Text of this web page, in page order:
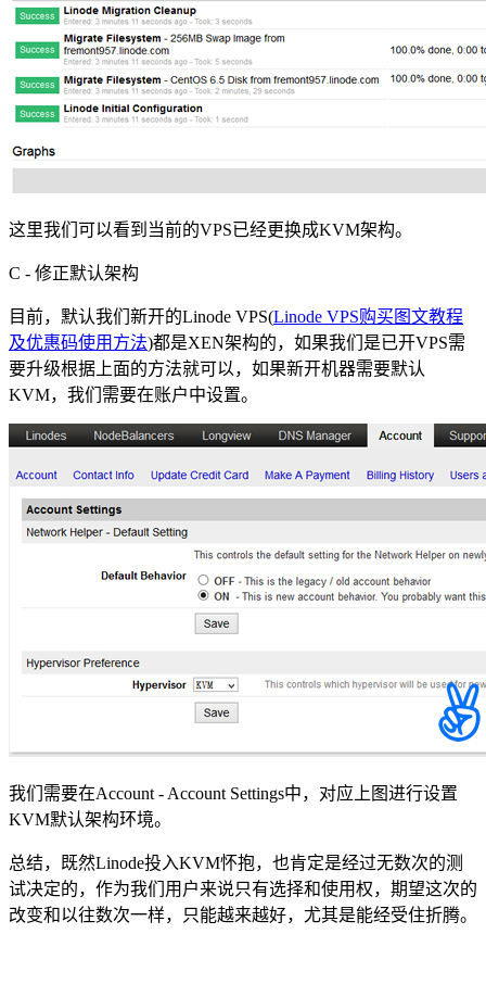
这里我们可以看到当前的VPS已经更换成KVM架构。
C - 修正默认架构
目前，默认我们新开的Linode VPS(Linode VPS购买图文教程
及优惠码使用方法)都是XEN架构的，如果我们是已开VPS需
要升级根据上面的方法就可以，如果新开机器需要默认
KVM，我们需要在账户中设置。
我们需要在Account - Account Settings中，对应上图进行设置
KVM默认架构环境。
总结，既然Linode投入KVM怀抱，也肯定是经过无数次的测
试决定的，作为我们用户来说只有选择和使用权，期望这次的
改变和以往数次一样，只能越来越好，尤其是能经受住折腾。